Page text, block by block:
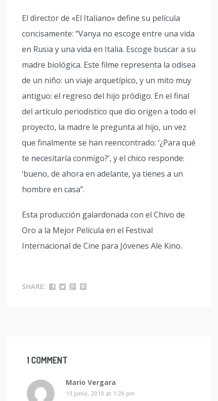
El director de «El Italiano» define su película
concisamente: “Vanya no escoge entre una vida
en Rusia y una vida en Italia. Escoge buscar a su
madre biológica. Este filme representa la odisea
de un niño: un viaje arquetípico, y un mito muy
antiguo: el regreso del hijo pródigo. En el final
del artículo periodístico que dio origen a todo el
proyecto, la madre le pregunta al hijo, un vez
que finalmente se han reencontrado: ‘¿Para qué
te necesitaría conmigo?’, y el chico responde:
‘bueno, de ahora en adelante, ya tienes a un
hombre en casa”.
Esta producción galardonada con el Chivo de
Oro a la Mejor Película en el Festival
Internacional de Cine para Jóvenes Ale Kino.
SHARE:
1 COMMENT
Mario Vergara
19 junio, 2010 at 1:26 pm